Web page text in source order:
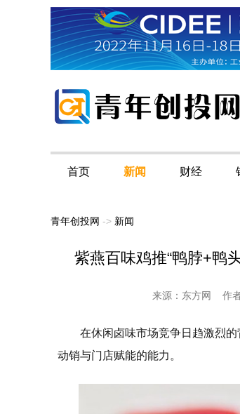
首页 新闻 财经
青年创投网 -> 新闻
紫燕百味鸡推“鸭脖+鸭
来源：东方网 作
在休闲卤味市场竞争日趋激烈
动销与门店赋能的能力。